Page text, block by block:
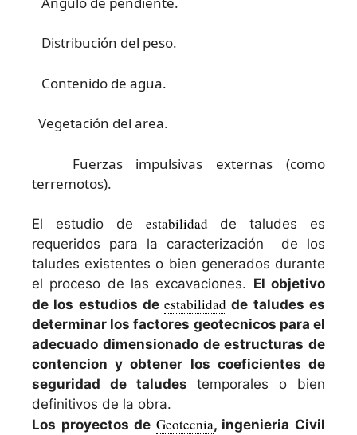
Distribución del peso.
Contenido de agua.
Vegetación del area.
Fuerzas impulsivas externas (como
terremotos).
El estudio de estabilidad de taludes es
requeridos para la caracterización de los
taludes existentes o bien generados durante
el proceso de las excavaciones. El objetivo
de los estudios deestabilidad de taludes es
determinar los factores geotecnicos para el
adecuado dimensionado de estructuras de
contencion y obtener los coeficientes de
seguridad de taludes temporales o bien
definitivos de la obra.
Los proyectos de Geotecnia, ingenieria Civil